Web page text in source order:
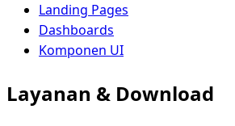
Landing Pages
Dashboards
Komponen UI
Layanan & Download